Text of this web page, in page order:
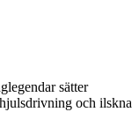
sätter
och ilskna